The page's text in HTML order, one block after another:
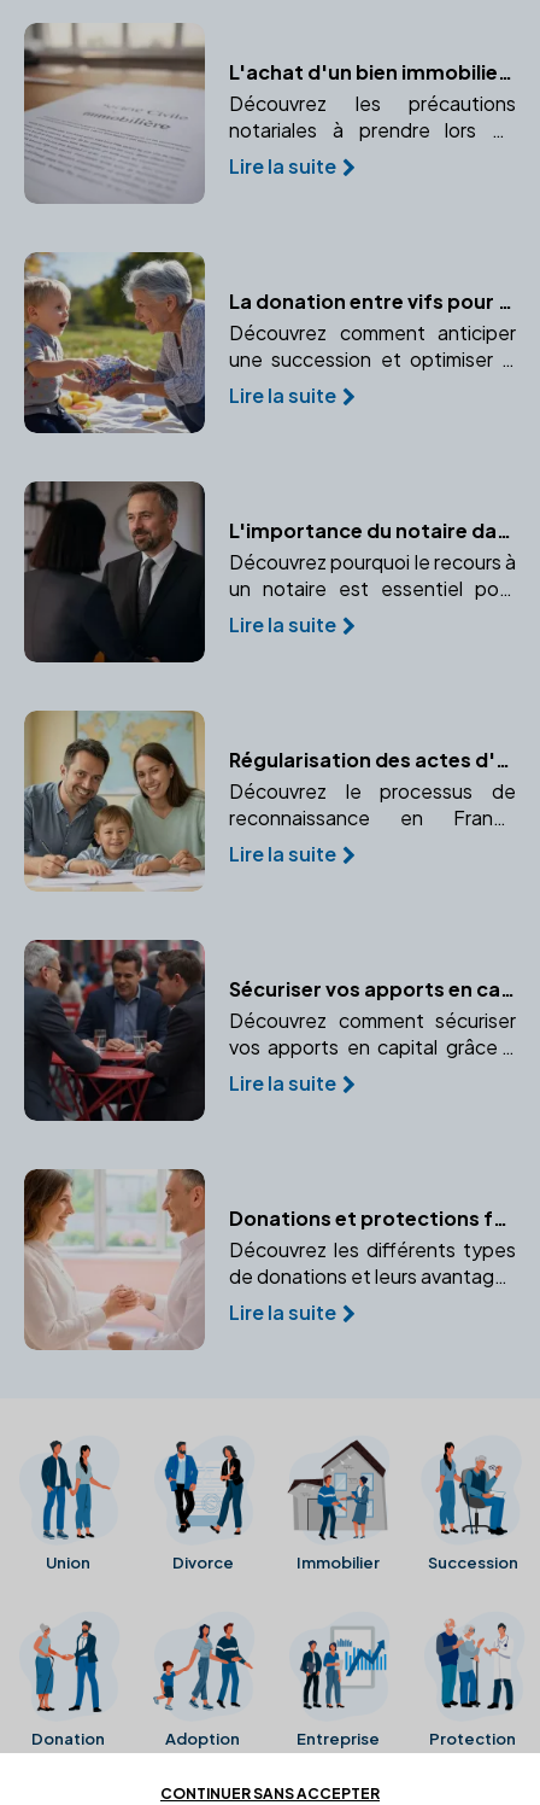
L'achat d'un bien immobilier à plusieurs : les précautions notariales à prendre
Découvrez les précautions
notariales à prendre lors de
l'achat d'un bien immobilier à
plusieurs. Conseils pour un
Lire la suite
La donation entre vifs pour optimiser la transmission de patrimoine
Découvrez comment anticiper
une succession et optimiser la
transmission de votre
patrimoine grâce à la donation
proches.
Lire la suite
L'importance du notaire dans une donation : conseils et sécurité
Découvrez pourquoi le recours à
un notaire est essentiel pour
sécuriser et optimiser une
donation. Apprenez-en plus sur
Lire la suite
Régularisation des actes d'adoption à l'étranger : un guide pratique
Découvrez le processus de
reconnaissance en France
d'une adoption prononcée à
l'étranger. Comprendre la
Lire la suite
Sécuriser vos apports en capital : l'importance de faire appel à un notaire
Découvrez comment sécuriser
vos apports en capital grâce à
l'expertise d'un notaire.
Apprenez à protéger vos biens
Lire la suite
Donations et protections familiales : les conseils du notaire
Découvrez les différents types
de donations et leurs avantages
pour protéger votre famille. Un
notaire peut vous aider à
Lire la suite
Union Divorce Immobilier Succession
Donation Adoption Entreprise Protection
CONTINUER SANS ACCEPTER